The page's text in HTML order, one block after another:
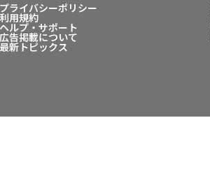
プライバシーポリシー
利用規約
ヘルプ・サポート
広告掲載について
最新トピックス